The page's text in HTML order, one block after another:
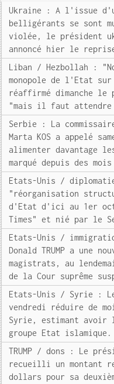
Ukraine : A l'issue
belligérants se sont
violée, le président
annoncé hier le
Liban / Hezbollah :
monopole de l'Etat
réaffirmé dimanche le
"mais il faut attendre
Serbie : La
Marta KOS a appelé
alimenter davantage
marqué depuis des
Etats-Unis /
"réorganisation
d'Etat d'ici au 1er
Times" et nié par le
Etats-Unis /
Donald TRUMP a une
magistrats, au
de la Cour suprême
Etats-Unis / Syrie :
vendredi réduire de
Syrie, estimant avoir
groupe Etat islamique.
TRUMP / dons : Le
recueilli un montant
dollars pour sa